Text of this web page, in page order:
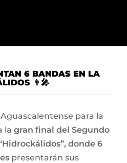
6 BANDAS EN LA
👨‍🎤
para la
la gran final del Segundo
donde 6
presentarán sus